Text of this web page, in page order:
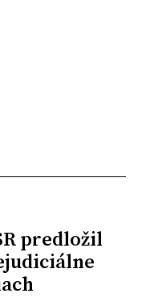
predložil